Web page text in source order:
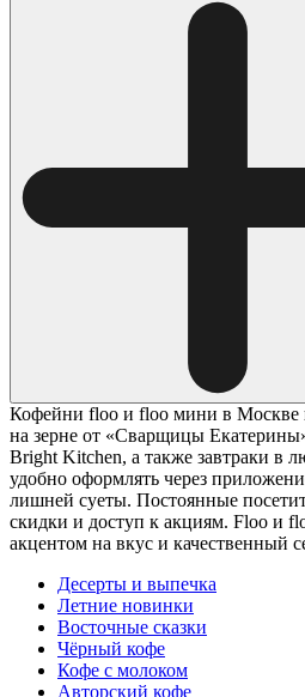
Кофейни floo и floo мини в Москве
на зерне от «Сварщицы
Bright Kitchen, а также завтраки в
удобно оформлять через
лишней суеты. Постоянные
скидки и доступ к акциям. Floo и
акцентом на вкус и качественный
Десерты и выпечка
Летние новинки
Восточные сказки
Чёрный кофе
Кофе с молоком
Авторский кофе